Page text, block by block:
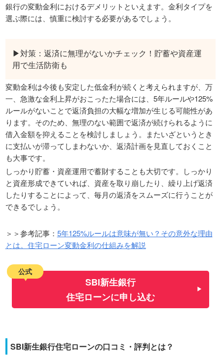
銀行の変動金利におけるデメリットといえます。金利タイプを
選ぶ際には、慎重に検討する必要があるでしょう。
▶対策：返済に無理がないかチェック！貯蓄や資産運
用で生活防衛も
変動金利は今後も安定した低金利が続くと考えられますが、万
一、急激な金利上昇がおこったた場合には、5年ルールや125%
ルールがないことで返済負担の大幅な増加が生じる可能性があ
ります。そのため、無理のない範囲で返済が続けられるように
借入金額を抑えることを検討しましょう。またいざというとき
に支払いが滞ってしまわないか、返済計画を見直しておくこと
も大事です。
しっかり貯蓄・資産運用で蓄財することも大切です。しっかり
と資産形成できていれば、資産を取り崩したり、繰り上げ返済
したりすることによって、毎月の返済をスムーズに行うことが
できるでしょう。
＞＞参考記事： 5年125%ルールは意味が無い？その意外な理由
とは。住宅ローン変動金利の仕組みを解説
公式
SBI新生銀行
住宅ローンに申し込む
SBI新生銀行住宅ローンの口コミ・評判とは？